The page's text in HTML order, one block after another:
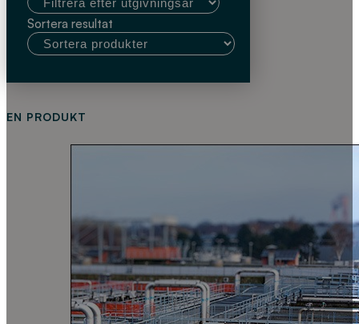
Sortera resultat
EN PRODUKT